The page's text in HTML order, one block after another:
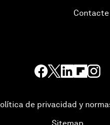
de privacidad y